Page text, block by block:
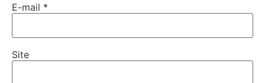
E-mail *
Site